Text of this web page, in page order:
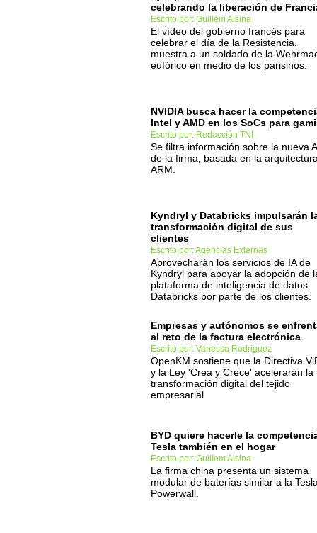
celebrando la liberación de
Escrito por: Guillem Alsina
El vídeo del gobierno francés para
celebrar el día de la Resistencia,
muestra a un soldado de la
eufórico en medio de los parisinos.
NVIDIA busca hacer la
Intel y AMD en los SoCs para
Escrito por: Redacción TNI
Se filtra información sobre la nueva
de la firma, basada en la
ARM.
Kyndryl y Databricks impulsarán
transformación digital de sus
clientes
Escrito por: Agencias Externas
Aprovecharán los servicios de IA de
Kyndryl para apoyar la adopción de
plataforma de inteligencia de datos
Databricks por parte de los clientes.
Empresas y autónomos se
al reto de la factura electrónica
Escrito por: Vanessa Rodriguez
OpenKM sostiene que la Directiva
y la Ley 'Crea y Crece' acelerarán la
transformación digital del tejido
empresarial
BYD quiere hacerle la
Tesla también en el hogar
Escrito por: Guillem Alsina
La firma china presenta un sistema
modular de baterías similar a la
Powerwall.